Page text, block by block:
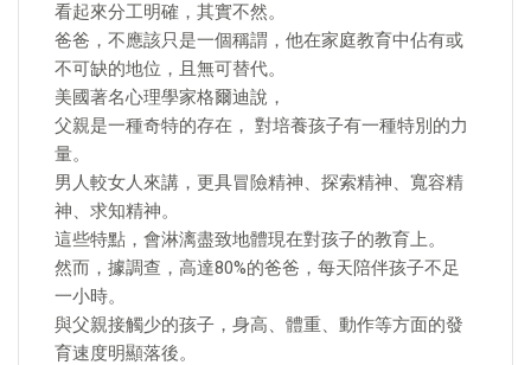
看起來分工明確，其實不然。
爸爸，不應該只是一個稱謂，他在家庭教育中佔有或
不可缺的地位，且無可替代。
美國著名心理學家格爾迪說，
父親是一種奇特的存在， 對培養孩子有一種特別的力
量。
男人較女人來講，更具冒險精神、探索精神、寬容精
神、求知精神。
這些特點，會淋漓盡致地體現在對孩子的教育上。
然而，據調查，高達80%的爸爸，每天陪伴孩子不足
一小時。
與父親接觸少的孩子，身高、體重、動作等方面的發
育速度明顯落後。